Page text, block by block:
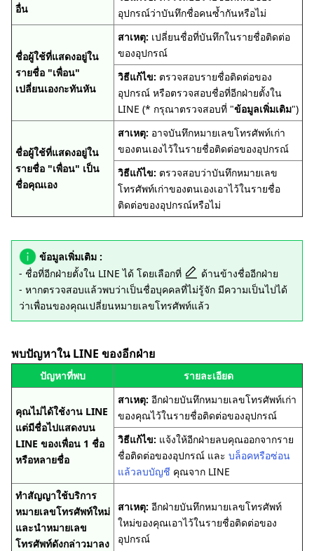
อื่น
อุปกรณ์ว่าบันทึกชื่อคนซ้ำกันหรือไม่
ชื่อผู้ใช้ที่แสดงอยู่ใน
รายชื่อ "เพื่อน"
เปลี่ยนเองกะทันหัน
สาเหตุ: เปลี่ยนชื่อที่บันทึกในรายชื่อติดต่อ
ของอุปกรณ์
วิธีแก้ไข: ตรวจสอบรายชื่อติดต่อของ
อุปกรณ์ หรือตรวจสอบชื่อที่อีกฝ่ายตั้งใน
LINE (* กรุณาตรวจสอบที่ "ข้อมูลเพิ่มเติม")
ชื่อผู้ใช้ที่แสดงอยู่ใน
รายชื่อ "เพื่อน" เป็น
ชื่อคุณเอง
สาเหตุ: อาจบันทึกหมายเลขโทรศัพท์เก่า
ของตนเองไว้ในรายชื่อติดต่อของอุปกรณ์
วิธีแก้ไข: ตรวจสอบว่าบันทึกหมายเลข
โทรศัพท์เก่าของตนเองเอาไว้ในรายชื่อ
ติดต่อของอุปกรณ์หรือไม่
ข้อมูลเพิ่มเติม :
- ชื่อที่อีกฝ่ายตั้งใน LINE ได้ โดยเลือกที่
ด้านข้างชื่ออีกฝ่าย
- หากตรวจสอบแล้วพบว่าเป็นชื่อบุคคลที่ไม่รู้จัก มีความเป็นไปได้
ว่าเพื่อนของคุณเปลี่ยนหมายเลขโทรศัพท์แล้ว
พบปัญหาใน LINE ของอีกฝ่าย
ปัญหาที่พบ รายละเอียด
คุณไม่ได้ใช้งาน LINE
แต่มีชื่อไปแสดงบน
LINE ของเพื่อน 1 ชื่อ
หรือหลายชื่อ
สาเหตุ: อีกฝ่ายบันทึกหมายเลขโทรศัพท์เก่า
ของคุณไว้ในรายชื่อติดต่อของอุปกรณ์
วิธีแก้ไข: แจ้งให้อีกฝ่ายลบคุณออกจากราย
ชื่อติดต่อของอุปกรณ์ และ บล็อคหรือซ่อน
แล้วลบบัญชี คุณจาก LINE
ทำสัญญาใช้บริการ
หมายเลขโทรศัพท์ใหม่
และนำหมายเลข
โทรศัพท์ดังกล่าวมาลง
สาเหตุ: อีกฝ่ายบันทึกหมายเลขโทรศัพท์
ใหม่ของคุณเอาไว้ในรายชื่อติดต่อของ
อุปกรณ์